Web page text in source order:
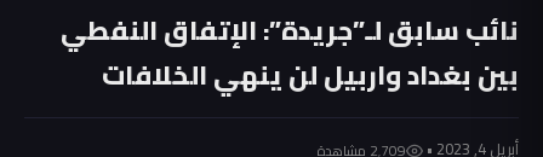
نائب سابق لـ”جريدة”: الإتفاق النفطي
بين بغداد واربيل لن ينهي الخلافات
أبريل 4, 2023 • 2٬709 مشاهدة